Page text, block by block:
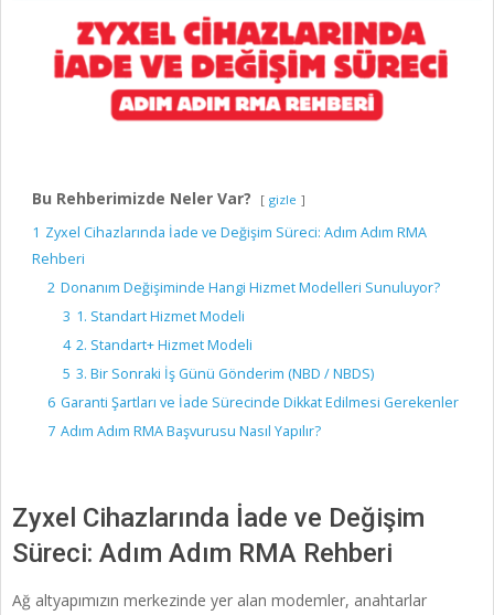
Bu Rehberimizde Neler Var? gizle
1 Zyxel Cihazlarında İade ve Değişim Süreci: Adım Adım RMA
Rehberi
2 Donanım Değişiminde Hangi Hizmet Modelleri Sunuluyor?
3 1. Standart Hizmet Modeli
4 2. Standart+ Hizmet Modeli
5 3. Bir Sonraki İş Günü Gönderim (NBD / NBDS)
6 Garanti Şartları ve İade Sürecinde Dikkat Edilmesi Gerekenler
7 Adım Adım RMA Başvurusu Nasıl Yapılır?
Zyxel Cihazlarında İade ve Değişim
Süreci: Adım Adım RMA Rehberi
Ağ altyapımızın merkezinde yer alan modemler, anahtarlar